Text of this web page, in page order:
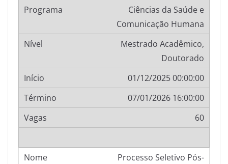
Ciências da Saúde e
Comunicação Humana
Mestrado Acadêmico,
Doutorado
01/12/2025 00:00:00
07/01/2026 16:00:00
60
Processo Seletivo Pós-